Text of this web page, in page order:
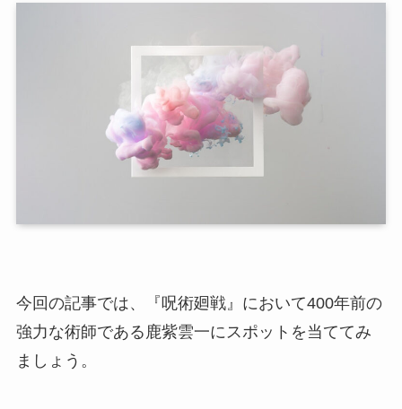
今回の記事では、『呪術廻戦』において400年前の
強力な術師である鹿紫雲一にスポットを当ててみ
ましょう。